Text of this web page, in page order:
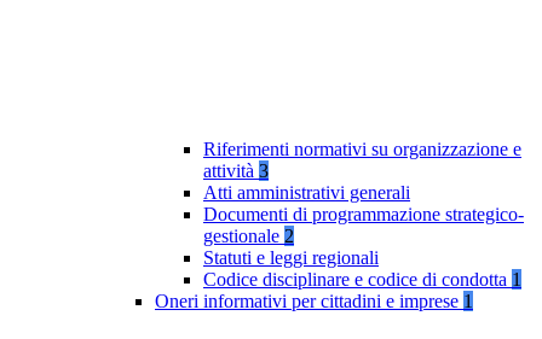
Riferimenti normativi su organizzazione e
attività 3
Atti amministrativi generali
Documenti di programmazione strategico-
gestionale 2
Statuti e leggi regionali
Codice disciplinare e codice di condotta 1
Oneri informativi per cittadini e imprese 1